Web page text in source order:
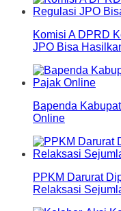
Komisi A DPRD
JPO Bisa
Bapenda
Online
PPKM Darurat
Relaksasi